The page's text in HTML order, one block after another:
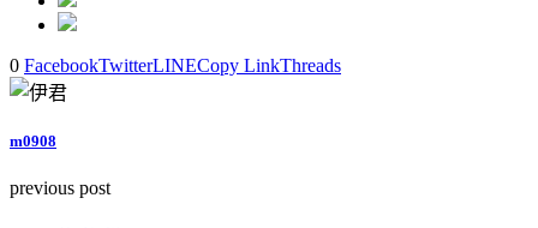
0 FacebookTwitterLINECopy LinkThreads
m0908
previous post